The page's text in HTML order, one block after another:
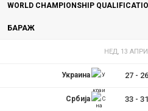
m
WORLD CHAMPIONSHIP
БАРАЖ
НЕД, 13
Украина 27- 26
Србија 33- 31